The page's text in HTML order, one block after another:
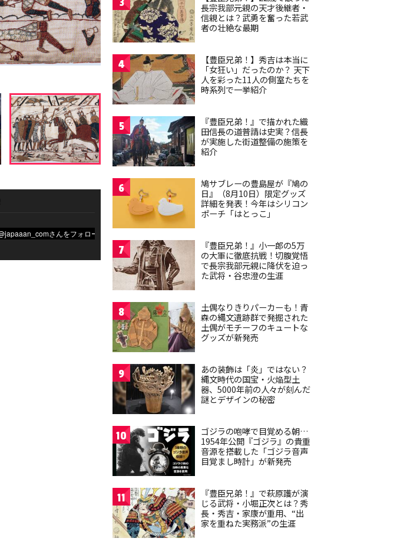
長宗我部元親の天才後継者・
信親とは？武勇を奮った若武
者の壮絶な最期
4
【豊臣兄弟！】秀吉は本当に
「女狂い」だったのか？ 天下
人を彩った11人の側室たちを
時系列で一挙紹介
5
『豊臣兄弟！』で描かれた織
田信長の道普請は史実？信長
が実施した街道整備の施策を
紹介
6
鳩サブレーの豊島屋が『鳩の
日』（8月10日）限定グッズ
詳細を発表！今年はシリコン
ポーチ「はとっこ」
7
『豊臣兄弟！』小一郎の5万
の大軍に徹底抗戦！切腹覚悟
で長宗我部元親に降伏を迫っ
た武将・谷忠澄の生涯
8
土偶なりきりパーカーも！青
森の縄文遺跡群で発掘された
土偶がモチーフのキュートな
グッズが新発売
9
あの装飾は「炎」ではない？
縄文時代の国宝・火焔型土
器、5000年前の人々が刻んだ
謎とデザインの秘密
10
ゴジラの咆哮で目覚める朝…
1954年公開『ゴジラ』の貴重
音源を搭載した「ゴジラ音声
目覚まし時計」が新発売
11
『豊臣兄弟！』で萩原護が演
じる武将・小堀正次とは？秀
長・秀吉・家康が重用、“出
家を重ねた実務派”の生涯